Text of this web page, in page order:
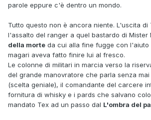
parole eppure c'è dentro un mondo.
Tutto questo non è ancora niente. L'uscita di
l'assalto del ranger a quel bastardo di Mister
della morte da cui alla fine fugge con l'aiuto
magari aveva fatto finire lui al fresco.
Le colonne di militari in marcia verso la
del grande manovratore che parla senza
(scelta geniale), il comandante del carcere
fornitura di whisky e i pards che salvano
mandato Tex ad un passo dal L'ombra del